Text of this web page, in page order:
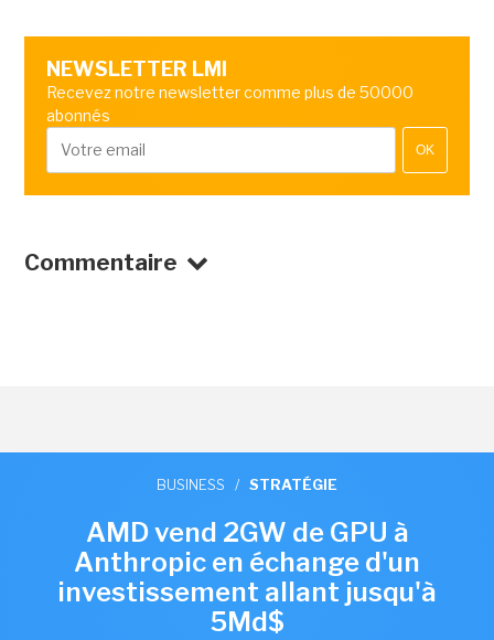
NEWSLETTER LMI
Recevez notre newsletter comme plus de 50000
abonnés
OK
Commentaire
BUSINESS / STRATÉGIE
AMD vend 2GW de GPU à
Anthropic en échange d'un
investissement allant jusqu'à
5Md$